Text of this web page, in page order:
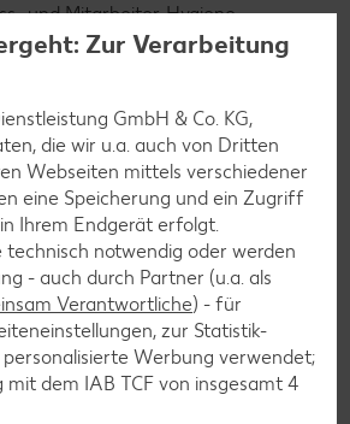
und Mitarbeiter-Hygiene
-mittel, -verantwortungen, -
Temperaturvorgaben
Produkten
Aufzeichnungen
findest du beiTÜV SÜD oder im
.
Zur Verarbeitung
GmbH & Co. KG,
die wir u.a. auch von Dritten
Webseiten mittels verschiedener
eine Speicherung und ein Zugriff
Ihrem Endgerät erfolgt.
technisch notwendig oder werden
- auch durch Partner (u.a. als
Verantwortliche) - für
zur Statistik-
Werbung verwendet;
mit dem IAB TCF von insgesamt 4